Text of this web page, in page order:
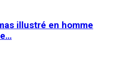
illustré en homme